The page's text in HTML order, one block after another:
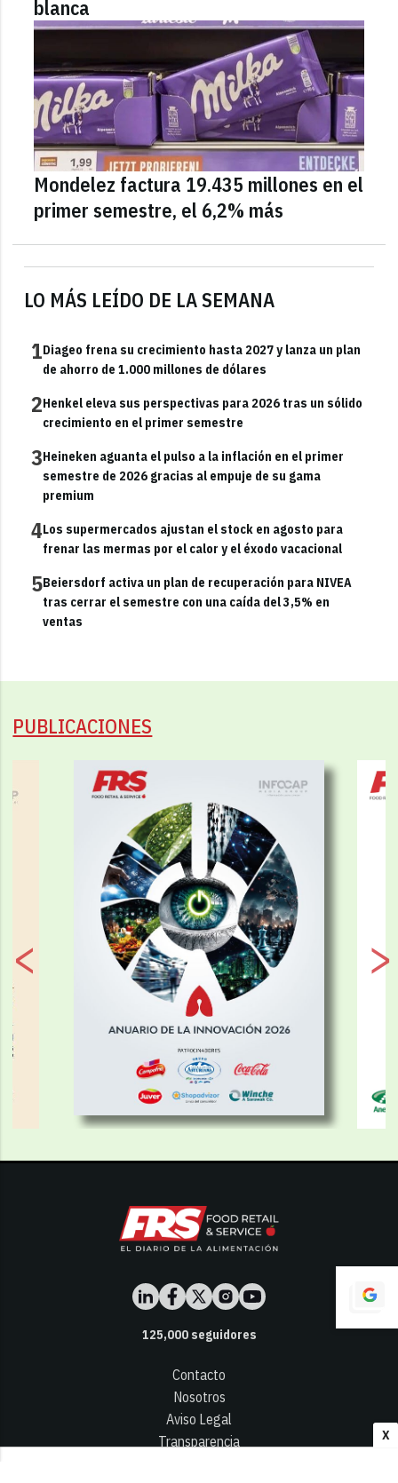
X
LO MÁS LEÍDO DE LA SEMANA
1Diageo frena su crecimiento hasta 2027 y lanza un plan
de ahorro de 1.000 millones de dólares
2Henkel eleva sus perspectivas para 2026 tras un sólido
crecimiento en el primer semestre
3Heineken aguanta el pulso a la inflación en el primer
semestre de 2026 gracias al empuje de su gama
premium
4Los supermercados ajustan el stock en agosto para
frenar las mermas por el calor y el éxodo vacacional
5Beiersdorf activa un plan de recuperación para NIVEA
tras cerrar el semestre con una caída del 3,5% en
ventas
blanca
Mondelez factura 19.435 millones en el
primer semestre, el 6,2% más
PUBLICACIONES
125,000seguidores
Contacto
Nosotros
Aviso Legal
Transparencia